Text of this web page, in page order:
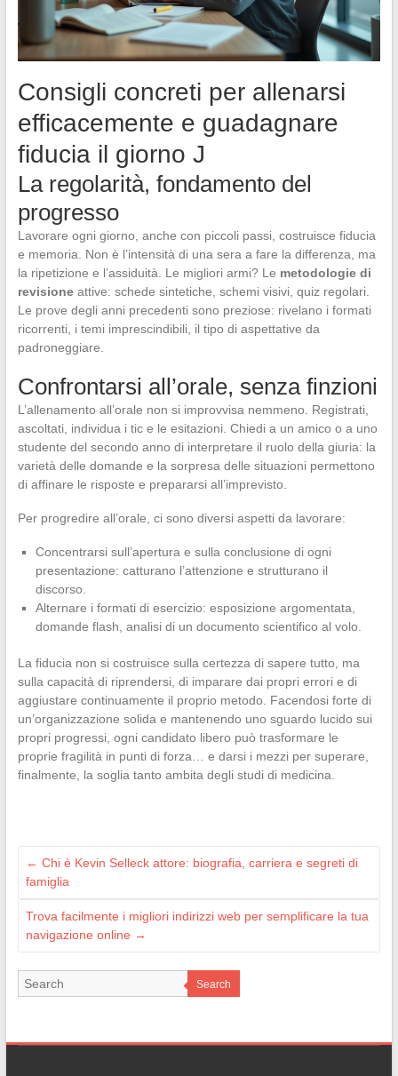
Consigli concreti per allenarsi
efficacemente e guadagnare
fiducia il giorno J
La regolarità, fondamento del
progresso
Lavorare ogni giorno, anche con piccoli passi, costruisce fiducia
e memoria. Non è l’intensità di una sera a fare la differenza, ma
la ripetizione e l’assiduità. Le migliori armi? Le metodologie di
revisioneattive: schede sintetiche, schemi visivi, quiz regolari.
Le prove degli anni precedenti sono preziose: rivelano i formati
ricorrenti, i temi imprescindibili, il tipo di aspettative da
padroneggiare.
Confrontarsi all’orale, senza finzioni
L’allenamento all’orale non si improvvisa nemmeno. Registrati,
ascoltati, individua i tic e le esitazioni. Chiedi a un amico o a uno
studente del secondo anno di interpretare il ruolo della giuria: la
varietà delle domande e la sorpresa delle situazioni permettono
di affinare le risposte e prepararsi all’imprevisto.
Per progredire all’orale, ci sono diversi aspetti da lavorare:
Concentrarsi sull’apertura e sulla conclusione di ogni
presentazione: catturano l’attenzione e strutturano il
discorso.
Alternare i formati di esercizio: esposizione argomentata,
domande flash, analisi di un documento scientifico al volo.
La fiducia non si costruisce sulla certezza di sapere tutto, ma
sulla capacità di riprendersi, di imparare dai propri errori e di
aggiustare continuamente il proprio metodo. Facendosi forte di
un’organizzazione solida e mantenendo uno sguardo lucido sui
propri progressi, ogni candidato libero può trasformare le
proprie fragilità in punti di forza… e darsi i mezzi per superare,
finalmente, la soglia tanto ambita degli studi di medicina.
← Chi è Kevin Selleck attore: biografia, carriera e segreti di
famiglia
Trova facilmente i migliori indirizzi web per semplificare la tua
navigazione online →
Search